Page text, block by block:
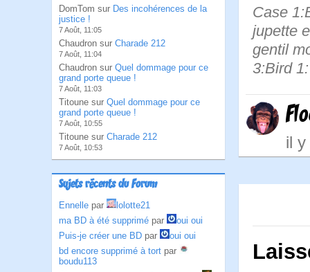
DomTom sur Des incohérences de la
justice !
7 Août, 11:05
Chaudron sur Charade 212
7 Août, 11:04
Chaudron sur Quel dommage pour ce
grand porte queue !
7 Août, 11:03
Titoune sur Quel dommage pour ce
grand porte queue !
7 Août, 10:55
Titoune sur Charade 212
7 Août, 10:53
Sujets récents du Forum
Ennelle par
lolotte21
ma BD à été supprimé par
oui oui
Puis-je créer une BD par
oui oui
bd encore supprimé à tort par
boudu113
Case
jupette
gentil
3:Bird
il y